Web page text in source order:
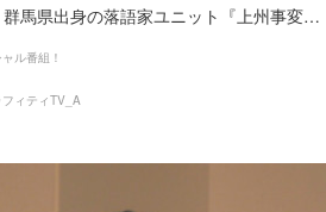
馬県出身の落語家ユニット『上州事変…
ル番組！
ィティTV_A